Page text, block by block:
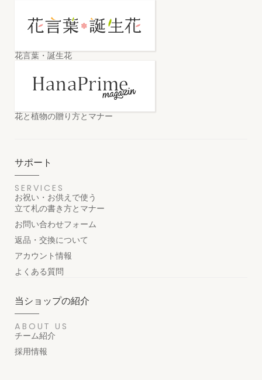
花言葉・誕生花
花と植物の贈り方とマナー
サポート
SERVICES
お祝い・お供えで使う
立て札の書き方とマナー
お問い合わせフォーム
返品・交換について
アカウント情報
よくある質問
当ショップの紹介
ABOUT US
チーム紹介
採用情報